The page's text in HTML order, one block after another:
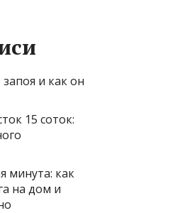
и как он
15 соток:
минута: как
на дом и